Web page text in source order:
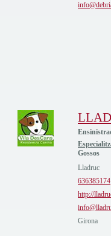
Gossos
Lladruc
636385174
http://
Girona